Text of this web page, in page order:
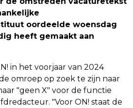
oordeelde woensdag
heeft gemaakt aan
in het voorjaar van 2024
omroep op zoek te zijn naar
"geen X" voor de functie
"Voor ON! staat de